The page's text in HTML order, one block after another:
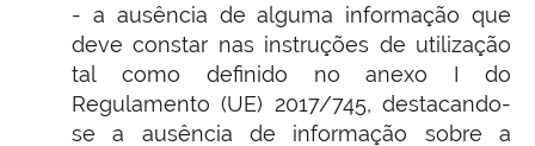
- a ausência de alguma informação que
deve constar nas instruções de utilização
tal como definido no anexo I do
Regulamento (UE) 2017/745, destacando-
se a ausência de informação sobre a